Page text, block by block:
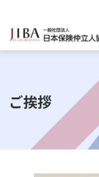
HOME 協会案内 ご挨拶
ご挨拶